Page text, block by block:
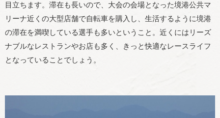
目立ちます。滞在も長いので、大会の会場となった境港公共マ
リーナ近くの大型店舗で自転車を購入し、生活するように境港
の滞在を満喫している選手も多いということ。近くにはリーズ
ナブルなレストランやお店も多く、きっと快適なレースライフ
となっていることでしょう。